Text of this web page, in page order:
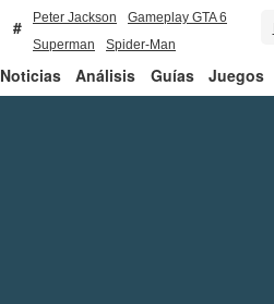
Peter Jackson
Gameplay GTA 6
Superman
Spider-Man
Noticias Análisis Guías Juegos